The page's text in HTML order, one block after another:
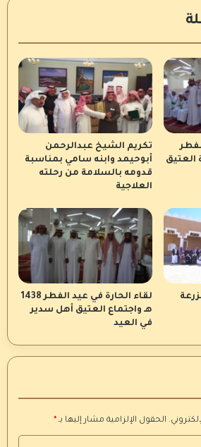
العتيق
تكريم الشيخ عبدالرحمن
أبوحيمد وابنه سامي بمناسبة
قدومه بالسلامة من رحلته
العلاجية
لقاء الحارة في عيد الفطر 1438
هـ واجتماع العتيق أهل سدير
في العيد
الحقول الإلزامية مشار إليها بـ *